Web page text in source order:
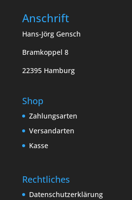
Anschrift
Hans-Jörg Gensch
Bramkoppel 8
22395 Hamburg
Shop
Zahlungsarten
Versandarten
Kasse
Rechtliches
Datenschutzerklärung